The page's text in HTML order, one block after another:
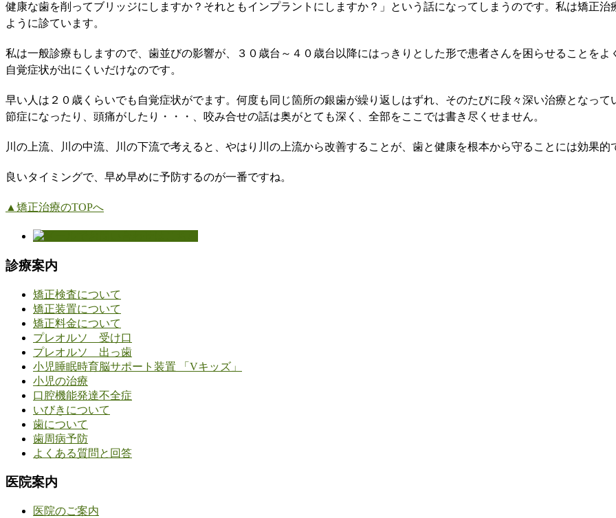
健康な歯を削ってブリッジにしますか？それともインプラントにしますか？」という話になってしまうのです。私は矯正
ように診ています。
私は一般診療もしますので、歯並びの影響が、３０歳台～４０歳台以降にはっきりとした形で患者さんを困らせることを
自覚症状が出にくいだけなのです。
早い人は２０歳くらいでも自覚症状がでます。何度も同じ箇所の銀歯が繰り返しはずれ、そのたびに段々深い治療となっ
節症になったり、頭痛がしたり・・・、咬み合せの話は奥がとても深く、全部をここでは書き尽くせません。
川の上流、川の中流、川の下流で考えると、やはり川の上流から改善することが、歯と健康を根本から守ることには効果的
良いタイミングで、早め早めに予防するのが一番ですね。
▲矯正治療のTOPへ
診療案内
矯正検査について
矯正装置について
矯正料金について
プレオルソ 受け口
プレオルソ 出っ歯
小児睡眠時育脳サポート装置 「Vキッズ」
小児の治療
口腔機能発達不全症
いびきについて
歯について
歯周病予防
よくある質問と回答
医院案内
医院のご案内